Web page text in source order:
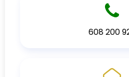
608 200